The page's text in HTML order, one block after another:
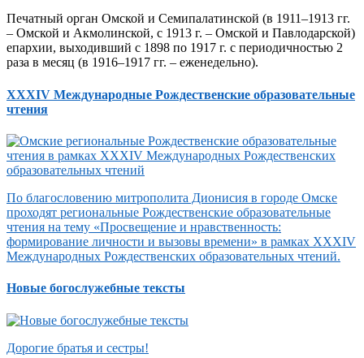
Печатный орган Омской и Семипалатинской (в 1911–1913 гг.
– Омской и Акмолинской, с 1913 г. – Омской и Павлодарской)
епархии, выходивший с 1898 по 1917 г. с периодичностью 2
раза в месяц (в 1916–1917 гг. – еженедельно).
XXXIV Международные Рождественские образовательные
чтения
По благословению митрополита Дионисия в городе Омске
проходят региональные Рождественские образовательные
чтения на тему «Просвещение и нравственность:
формирование личности и вызовы времени» в рамках XXXIV
Международных Рождественских образовательных чтений.
Новые богослужебные тексты
Дорогие братья и сестры!